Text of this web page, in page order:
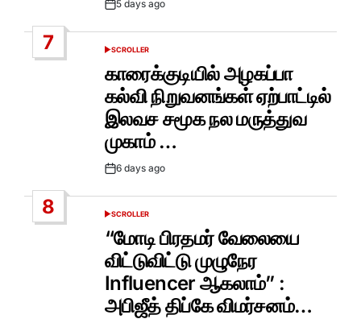
Post5 days ago
7
POSTED
SCROLLER
காரைக்குடியில் அழகப்பா
கல்வி நிறுவனங்கள் ஏற்பாட்டில்
இலவச சமூக நல மருத்துவ
முகாம் …
Post6 days ago
8
POSTED
IN
SCROLLER
“மோடி பிரதமர் வேலையை
விட்டுவிட்டு முழுநேர
Influencer ஆகலாம்” :
அபிஜீத் திப்கே விமர்சனம்…